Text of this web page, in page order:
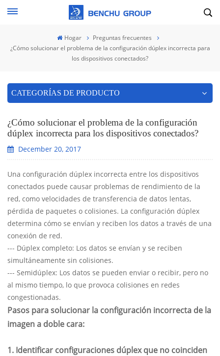
Hogar
Preguntas frecuentes
¿Cómo solucionar el problema de la configuración dúplex incorrecta para
los dispositivos conectados?
CATEGORÍAS DE PRODUCTO
¿Cómo solucionar el problema de la configuración
dúplex incorrecta para los dispositivos conectados?
December 20, 2017
Una configuración dúplex incorrecta entre los dispositivos
conectados puede causar problemas de rendimiento de la
red, como velocidades de transferencia de datos lentas,
pérdida de paquetes o colisiones. La configuración dúplex
determina cómo se envían y reciben los datos a través de una
conexión de red.
--- Dúplex completo: Los datos se envían y se reciben
simultáneamente sin colisiones.
--- Semidúplex: Los datos se pueden enviar o recibir, pero no
al mismo tiempo, lo que provoca colisiones en redes
congestionadas.
Pasos para solucionar la configuración incorrecta de la
imagen a doble cara:
1. Identificar configuraciones dúplex que no coinciden